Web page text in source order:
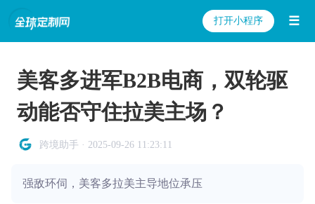
打开小程序 ☰
美客多进军B2B电商，双轮驱
动能否守住拉美主场？
跨境助手 · 2025-09-26 11:23:11
强敌环伺，美客多拉美主导地位承压